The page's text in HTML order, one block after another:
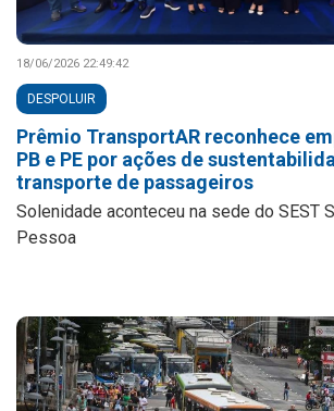
18/06/2026 22:49:42
DESPOLUIR
Prêmio TransportAR reconhece
PB e PE por ações de
transporte de passageiros
Solenidade aconteceu na sede do SEST
Pessoa